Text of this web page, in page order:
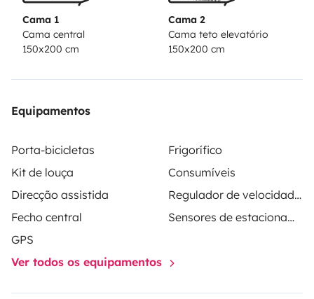
Cama 1
Cama central
150x200 cm
Cama 2
Cama teto elevatório
150x200 cm
Equipamentos
Porta-bicicletas
Frigorífico
Kit de louça
Consumíveis
Direcção assistida
Regulador de velocidade / Cruise Control
Fecho central
Sensores de estacionamento
GPS
Ver todos os equipamentos